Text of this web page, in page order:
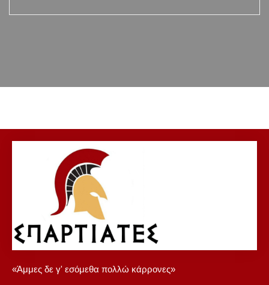
«Άμμες δε γ' εσόμεθα πολλώ κάρρονες»